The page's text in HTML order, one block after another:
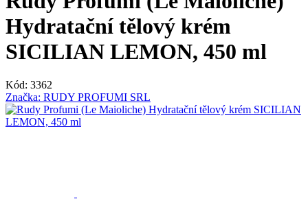
Hydratační tělový krém
SICILIAN LEMON, 450 ml
Kód: 3362
Značka: RUDY PROFUMI SRL